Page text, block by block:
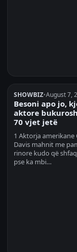
SHOWBIZ•August 7,
Besoni apo jo,
aktore
70 vjet jetë
1 Aktorja amerikane
Davis mahnit me
rinore kudo që
pse ka mbi…